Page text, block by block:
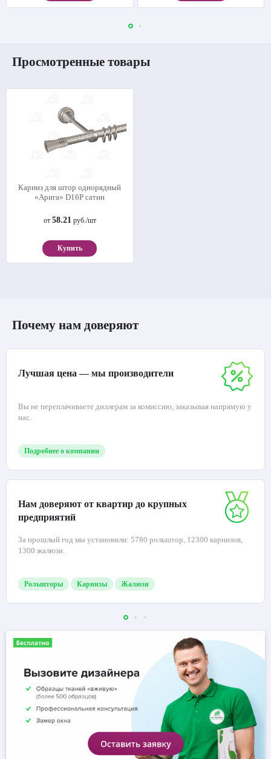
Просмотренные товары
Карниз для штор однорядный
«Арига» D16Р сатин
от 58.21 руб./шт
Купить
Почему нам доверяют
Лучшая цена — мы производители
Вы не переплачиваете диллерам за комиссию, заказывая напрямую у
нас.
Подробнее о компании
Нам доверяют от квартир до крупных
предприятий
За прошлый год мы установили: 5780 рольштор, 12300 карнизов,
1300 жалюзи.
Рольшторы Карнизы Жалюзи